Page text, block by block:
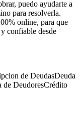
puedo ayudarte a
para resolverla.
online, para que
confiable desde
de DeudasDeuda
de DeudoresCrédito